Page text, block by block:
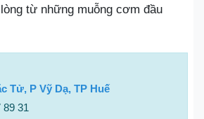
từ những muỗng cơm đầu
Tử, P Vỹ Dạ, TP Huế
89 31